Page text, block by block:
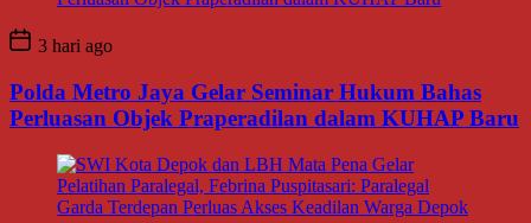
3 hari ago
Polda Metro Jaya Gelar Seminar Hukum Bahas
Perluasan Objek Praperadilan dalam KUHAP Baru